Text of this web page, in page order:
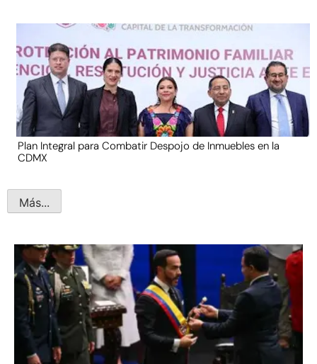
Plan Integral para Combatir Despojo de Inmuebles en la
CDMX
Más...